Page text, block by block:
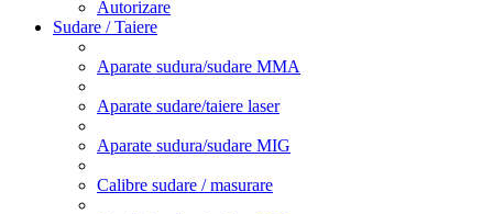
Autorizare
Sudare / Taiere
Aparate sudura/sudare MMA
Aparate sudare/taiere laser
Aparate sudura/sudare MIG
Calibre sudare / masurare